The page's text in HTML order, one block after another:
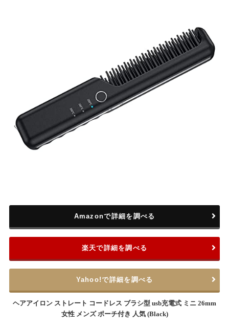
ヘアアイロン ストレート コードレス ブラシ型 usb充電式 ミニ 26mm
女性 メンズ ポーチ付き 人気 (Black)
Amazonで詳細を調べる
楽天で詳細を調べる
Yahoo!で詳細を調べる